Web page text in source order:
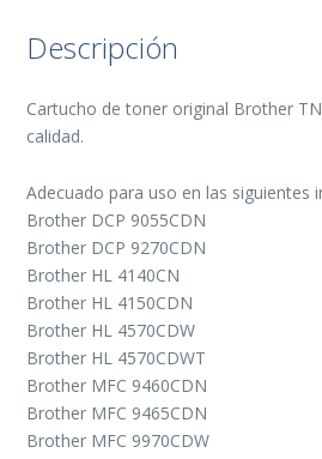
Descripción
Cartucho de toner original Brother
calidad.
Adecuado para uso en las siguientes
Brother DCP 9055CDN
Brother DCP 9270CDN
Brother HL 4140CN
Brother HL 4150CDN
Brother HL 4570CDW
Brother HL 4570CDWT
Brother MFC 9460CDN
Brother MFC 9465CDN
Brother MFC 9970CDW